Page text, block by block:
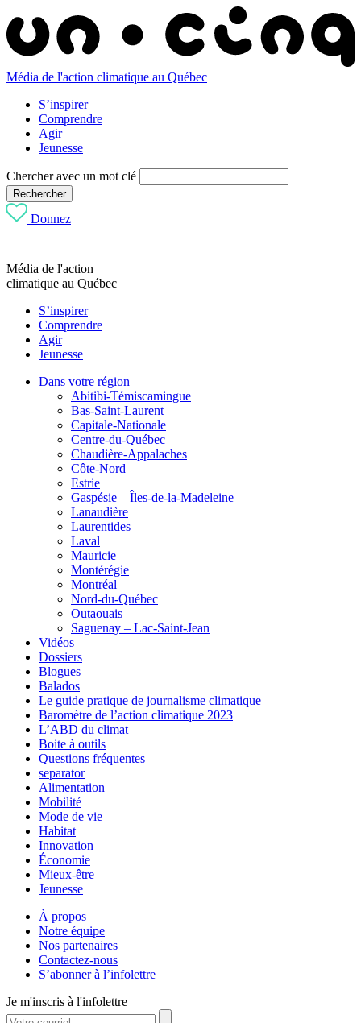
Média de l'action climatique au Québec
S’inspirer
Comprendre
Agir
Jeunesse
Chercher avec un mot clé
Rechercher
Donnez
Média de l'action
climatique au Québec
S’inspirer
Comprendre
Agir
Jeunesse
Dans votre région
Abitibi-Témiscamingue
Bas-Saint-Laurent
Capitale-Nationale
Centre-du-Québec
Chaudière-Appalaches
Côte-Nord
Estrie
Gaspésie – Îles-de-la-Madeleine
Lanaudière
Laurentides
Laval
Mauricie
Montérégie
Montréal
Nord-du-Québec
Outaouais
Saguenay – Lac-Saint-Jean
Vidéos
Dossiers
Blogues
Balados
Le guide pratique de journalisme climatique
Baromètre de l’action climatique 2023
L’ABD du climat
Boite à outils
Questions fréquentes
separator
Alimentation
Mobilité
Mode de vie
Habitat
Innovation
Économie
Mieux-être
Jeunesse
À propos
Notre équipe
Nos partenaires
Contactez-nous
S’abonner à l’infolettre
Je m'inscris à l'infolettre